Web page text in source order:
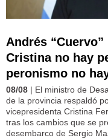
Andrés
Cristina no hay
peronismo no
08/08 | El ministro de
de la provincia respaldó
vicepresidenta Cristina
tras los cambios que se
desembarco de Sergio